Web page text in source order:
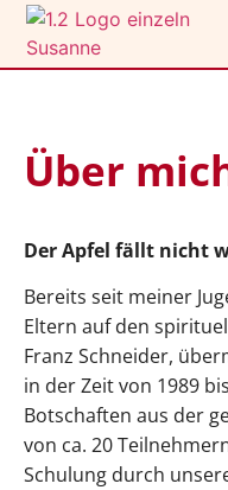
Über
Der Apfel fällt nicht
Bereits seit meiner
Eltern auf den
Franz Schneider,
in der Zeit von 1989
Botschaften aus der
von ca. 20
Schulung durch